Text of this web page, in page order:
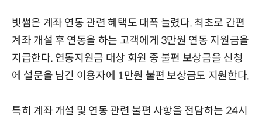
빗썸은 계좌 연동 관련 혜택도 대폭 늘렸다. 최초로 간편
계좌 개설 후 연동을 하는 고객에게 3만원 연동 지원금을
지급한다. 연동지원금 대상 회원 중 불편 보상금을 신청
에 설문을 남긴 이용자에 1만원 불편 보상금도 지원한다.
특히 계좌 개설 및 연동 관련 불편 사항을 전담하는 24시